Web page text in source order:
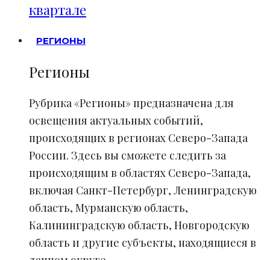
квартале
РЕГИОНЫ
Регионы
Рубрика «Регионы» предназначена для
освещения актуальных событий,
происходящих в регионах Северо-Запада
России. Здесь вы сможете следить за
происходящим в областях Северо-Запада,
включая Санкт-Петербург, Ленинградскую
область, Мурманскую область,
Калининградскую область, Новгородскую
область и другие субъекты, находящиеся в